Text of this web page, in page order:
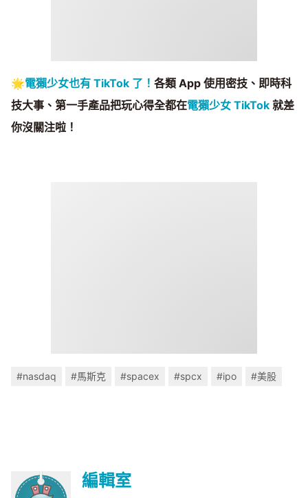
🌟電獺少女也有 TikTok 了！ 各類 App 使用密技、即時科
技大事、第一手產品把玩心得全都在電獺少女 TikTok 就差
你沒關注啦！
#nasdaq #馬斯克 #spacex #spcx #ipo #美股
編輯室